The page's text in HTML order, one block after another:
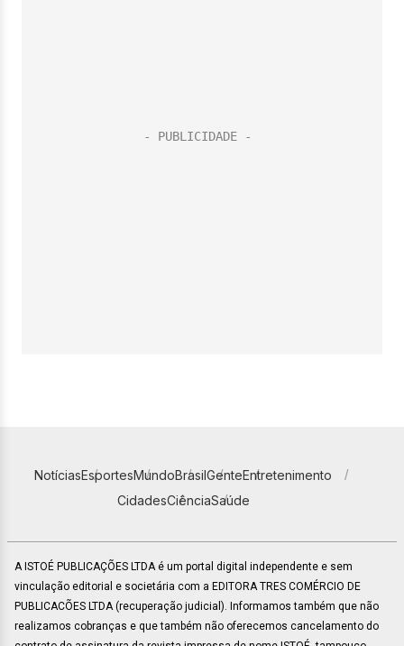
NotíciasEsportesMundoBrasilGenteEntretenimento
CidadesCiênciaSaúde
A ISTOÉ PUBLICAÇÕES LTDA é um portal digital independente e sem
vinculação editorial e societária com a EDITORA TRES COMÉRCIO DE
PUBLICACÕES LTDA (recuperação judicial). Informamos também que não
realizamos cobranças e que também não oferecemos cancelamento do